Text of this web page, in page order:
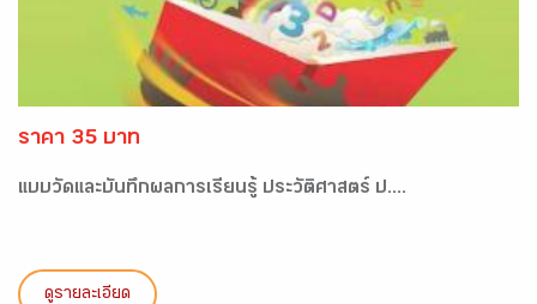
ราคา 35 บาท
แบบวัดและบันทึกผลการเรียนรู้ ประวัติศาสตร์ ป....
ดูรายละเอียด